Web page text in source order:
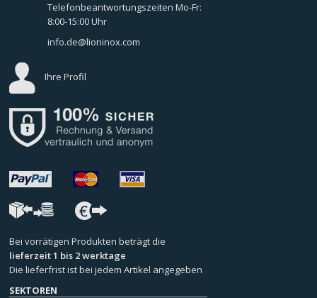
Telefonbeantwortungszeiten Mo-Fr:
8:00-15:00 Uhr
info.de@lioninox.com
Ihre Profil
Bei vorrätigen Produkten beträgt die
lieferzeit 1 bis 2 werktage
Die lieferfrist ist bei jedem Artikel angegeben
SEKTOREN